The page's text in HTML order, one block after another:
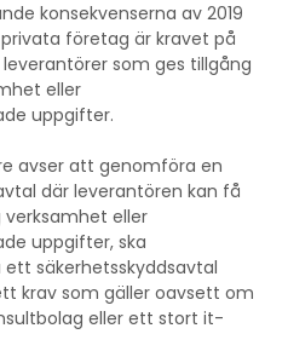
konsekvenserna av 2019
företag är kravet på
som ges tillgång
eller
uppgifter.
avser att genomföra en
där leverantören kan få
verksamhet eller
uppgifter, ska
säkerhetsskyddsavtal
krav som gäller oavsett om
eller ett stort it-